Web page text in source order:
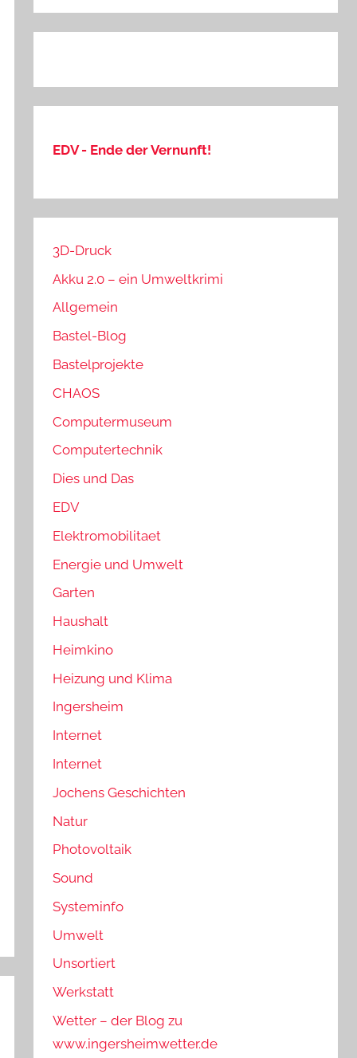
EDV - Ende der Vernunft!
3D-Druck
Akku 2.0 – ein Umweltkrimi
Allgemein
Bastel-Blog
Bastelprojekte
CHAOS
Computermuseum
Computertechnik
Dies und Das
EDV
Elektromobilitaet
Energie und Umwelt
Garten
Haushalt
Heimkino
Heizung und Klima
Ingersheim
Internet
Internet
Jochens Geschichten
Natur
Photovoltaik
Sound
Systeminfo
Umwelt
Unsortiert
Werkstatt
Wetter – der Blog zu
www.ingersheimwetter.de